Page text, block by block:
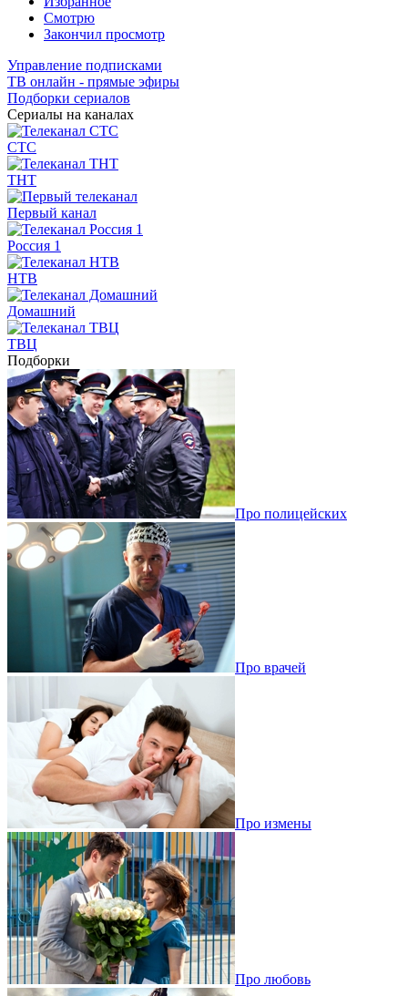
Смотрю
Закончил просмотр
Управление подписками
ТВ онлайн - прямые эфиры
Подборки сериалов
Сериалы на каналах
СТС
ТНТ
Первый канал
Россия 1
НТВ
Домашний
ТВЦ
Подборки
Про полицейских
Про врачей
Про измены
Про любовь